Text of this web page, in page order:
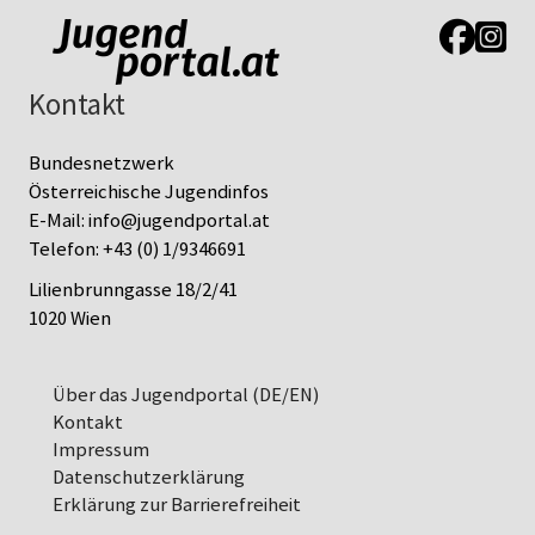
Link zur
Link
Kontakt
Bundesnetzwerk
Österreichische Jugendinfos
E-Mail:info@jugendportal.at
Telefon:+43 (0) 1/9346691
Lilienbrunngasse 18/2/41
1020 Wien
Über das Jugendportal (DE/EN)
Kontakt
Impressum
Datenschutz­erklärung
Erklärung zur Barrierefreiheit